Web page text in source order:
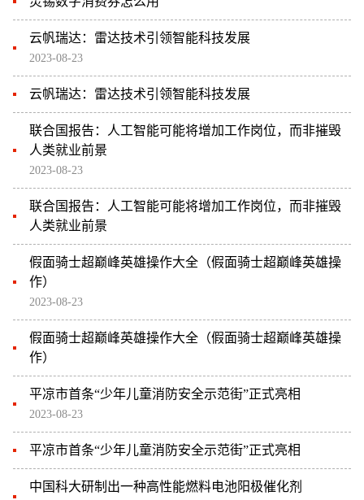
云帆瑞达：雷达技术引领智能科技发展
2023-08-23
云帆瑞达：雷达技术引领智能科技发展
联合国报告：人工智能可能将增加工作岗位，而非摧毁
人类就业前景
2023-08-23
联合国报告：人工智能可能将增加工作岗位，而非摧毁
人类就业前景
假面骑士超巅峰英雄操作大全（假面骑士超巅峰英雄操
作）
2023-08-23
假面骑士超巅峰英雄操作大全（假面骑士超巅峰英雄操
作）
平凉市首条“少年儿童消防安全示范街”正式亮相
2023-08-23
平凉市首条“少年儿童消防安全示范街”正式亮相
中国科大研制出一种高性能燃料电池阳极催化剂